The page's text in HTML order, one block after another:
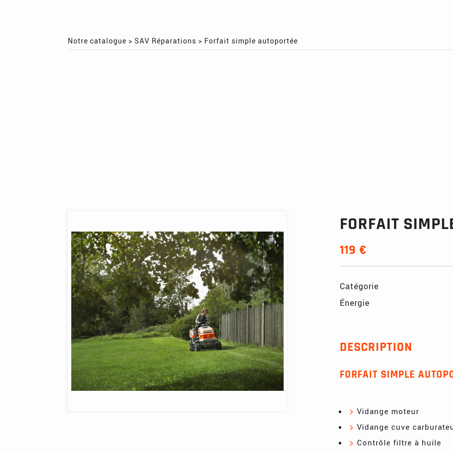
Notre catalogue >SAV Réparations > Forfait simple autoportée
FORFAIT
119 €
Catégorie
Énergie
DESCRIPTION
FORFAIT SIMPLE
Vidange moteur
Vidange cuve
Contrôle filtre à huile